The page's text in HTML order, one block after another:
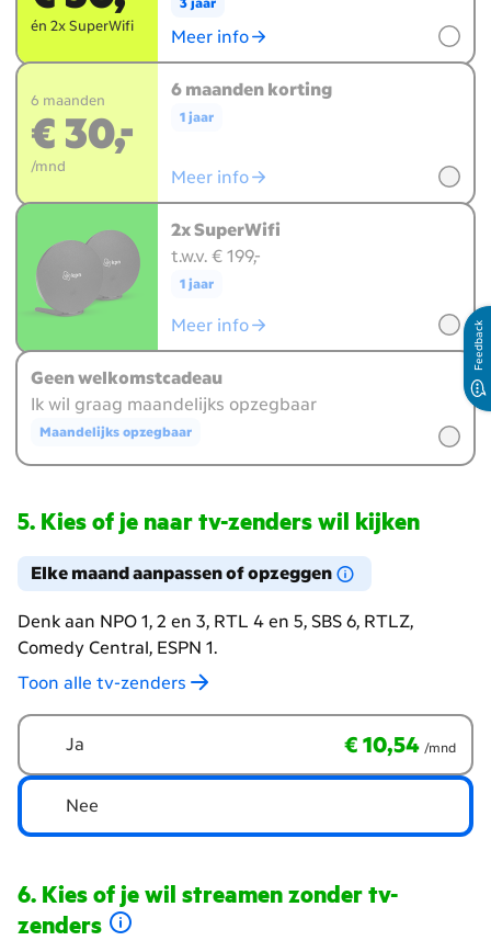
én 2x SuperWifi
Meer info
6 maanden
€ 30,-
/mnd
6 maanden korting
1 jaar
Meer info
2x SuperWifi
t.w.v. € 199,-
1 jaar
Meer info
Geen welkomstcadeau
Ik wil graag maandelijks opzegbaar
Maandelijks opzegbaar
Kies of je naar tv-zenders wil kijken
Elke maand aanpassen of opzeggen
Denk aan NPO 1, 2 en 3, RTL 4 en 5, SBS 6, RTLZ,
Comedy Central, ESPN 1.
Toon alle tv-zenders
Wil
naar
zenders
Ja € 10,54
€ 10,54
per maand /mnd
Nee
Kies of je wil streamen zonder tv-
zenders
Feedback